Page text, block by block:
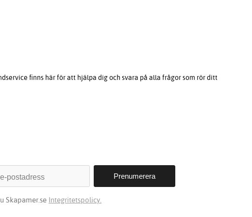
finns här för att hjälpa dig och svara på alla frågor som rör ditt
Skapamer.se Integritetspolicy.